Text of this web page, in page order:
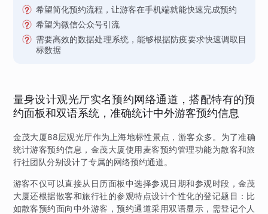
希望简化预约流程，让游客在手机端就能快速完成预约
希望为微信公众号引流
需要高效的数据处理系统，能够根据防疫要求快速调取目
标数据
量身设计观光厅实名预约网络通道，搭配特有的预
约面板和双语系统，准确统计中外游客预约信息
金茂大厦88层观光厅作为上海地标性景点，游客众多。为了准确
统计游客预约信息，金茂大厦使用麦客预约管理功能为散客和旅
行社团队分别设计了专属的网络预约通道。
游客不仅可以直接从日历面板中选择参观日期和参观时段，金茂
大厦还根据散客和旅行社的参观特点设计个性化的登记题目：比
如散客预约面向中外游客，预约通道采用双语显示，需登记个人